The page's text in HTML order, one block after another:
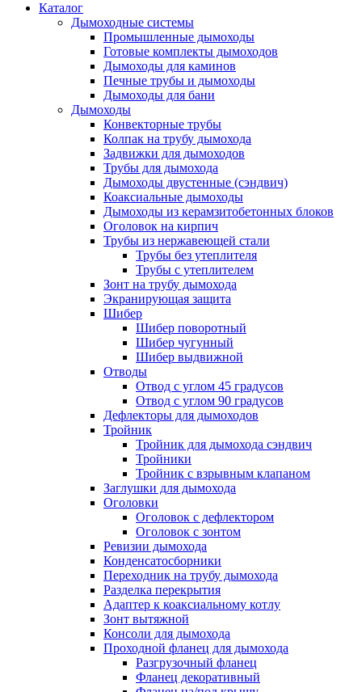
Каталог
Дымоходные системы
Промышленные дымоходы
Готовые комплекты дымоходов
Дымоходы для каминов
Печные трубы и дымоходы
Дымоходы для бани
Дымоходы
Конвекторные трубы
Колпак на трубу дымохода
Задвижки для дымоходов
Трубы для дымохода
Дымоходы двустенные (сэндвич)
Коаксиальные дымоходы
Дымоходы из керамзитобетонных блоков
Оголовок на кирпич
Трубы из нержавеющей стали
Трубы без утеплителя
Трубы с утеплителем
Зонт на трубу дымохода
Экранирующая защита
Шибер
Шибер поворотный
Шибер чугунный
Шибер выдвижной
Отводы
Отвод с углом 45 градусов
Отвод с углом 90 градусов
Дефлекторы для дымоходов
Тройник
Тройник для дымохода сэндвич
Тройники
Тройник с взрывным клапаном
Заглушки для дымохода
Оголовки
Оголовок с дефлектором
Оголовок с зонтом
Ревизии дымохода
Конденсатосборники
Переходник на трубу дымохода
Разделка перекрытия
Адаптер к коаксиальному котлу
Зонт вытяжной
Консоли для дымохода
Проходной фланец для дымохода
Разгрузочный фланец
Фланец декоративный